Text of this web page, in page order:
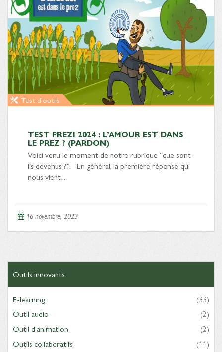
Test d'outils
TEST PREZI 2024 : L’AMOUR EST DANS
LE PREZ ? (PARDON)
Voici venu le moment de notre rubrique “que sont-
ils devenus ?”. En général, la première réponse qui
nous vient…
16 novembre, 2023
Outils innovants
E-learning
(33)
Outil audio
(2)
Outil d'animation
(2)
Outils collaboratifs
(11)